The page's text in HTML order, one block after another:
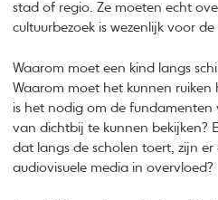
stad of regio. Ze moeten echt
cultuurbezoek is wezenlijk voor
Waarom moet een kind langs
Waarom moet het kunnen ruiken
is het nodig om de fundamenten
van dichtbij te kunnen bekijken?
dat langs de scholen toert, zijn
audiovisuele media in overvloed?